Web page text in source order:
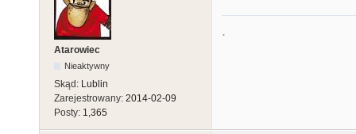
Atarowiec
Nieaktywny
Skąd: Lublin
Zarejestrowany: 2014-02-09
Posty: 1,365
.